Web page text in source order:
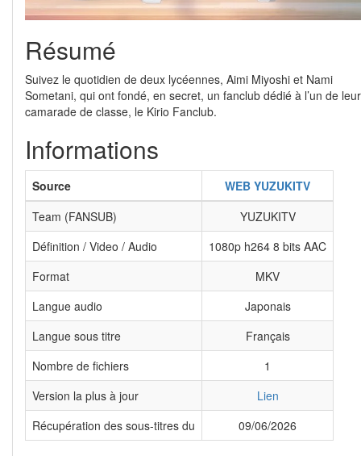
Résumé
Suivez le quotidien de deux lycéennes, Aimi Miyoshi et Nami
Sometani, qui ont fondé, en secret, un fanclub dédié à l’un de leur
camarade de classe, le Kirio Fanclub.
Informations
Source
WEB YUZUKITV
Team (FANSUB)
YUZUKITV
Définition / Video / Audio
1080p h264 8 bits AAC
Format
MKV
Langue audio
Japonais
Langue sous titre
Français
Nombre de fichiers
1
Version la plus à jour
Lien
Récupération des sous-titres du
09/06/2026